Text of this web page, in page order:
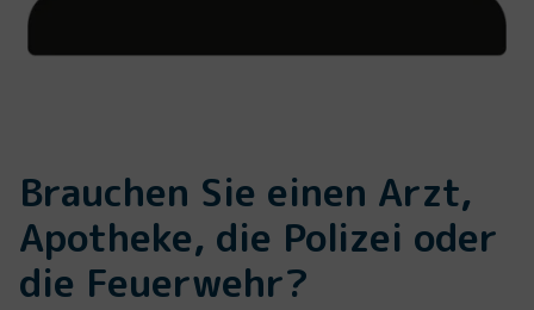
Brauchen Sie einen Arzt,
Apotheke, die Polizei oder
die Feuerwehr?